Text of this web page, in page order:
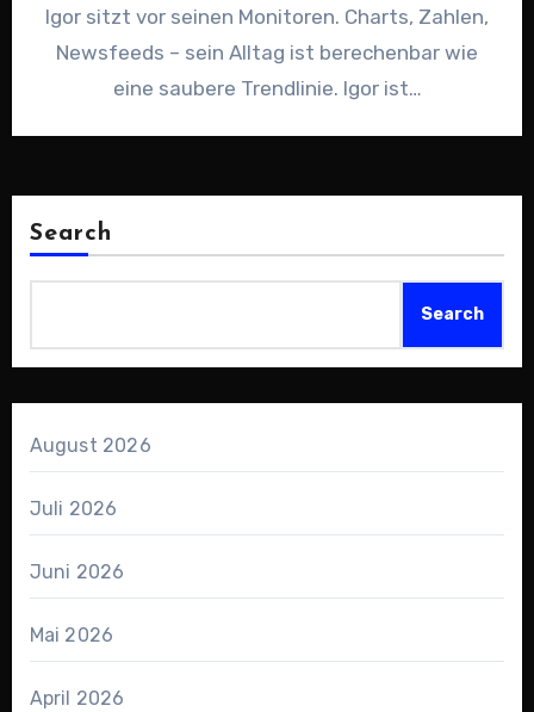
Igor sitzt vor seinen Monitoren. Charts, Zahlen,
Newsfeeds – sein Alltag ist berechenbar wie
eine saubere Trendlinie. Igor ist…
Search
Search
August 2026
Juli 2026
Juni 2026
Mai 2026
April 2026